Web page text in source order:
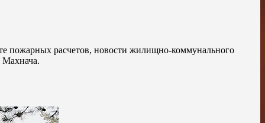
пожарных расчетов, новости жилищно-коммунального
Махнача.